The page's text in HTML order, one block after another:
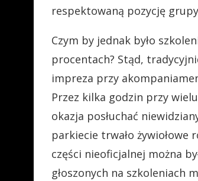
respektowaną pozycję
Czym by jednak było
procentach? Stąd,
impreza przy
Przez kilka godzin przy
okazja posłuchać
parkiecie trwało żywiołowe
części nieoficjalnej można
głoszonych na szkoleniach